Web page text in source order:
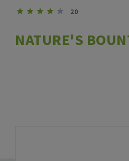
20
NATURE'S